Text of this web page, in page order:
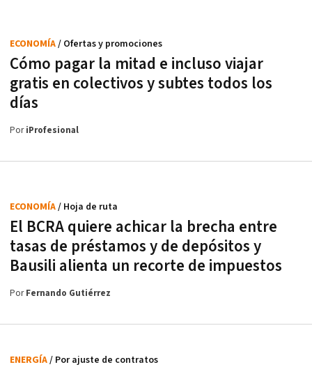
Cómo pagar la mitad e incluso viajar
gratis en colectivos y subtes todos los
días
ECONOMÍA/ Ofertas y promociones
PoriProfesional
El BCRA quiere achicar la brecha entre
tasas de préstamos y de depósitos y
Bausili alienta un recorte de impuestos
ECONOMÍA/ Hoja de ruta
PorFernando Gutiérrez
ENERGÍA/ Por ajuste de contratos